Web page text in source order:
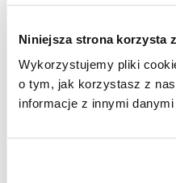
Niniejsza strona korzysta
Wykorzystujemy pliki
o tym, jak korzystasz z
informacje z innymi